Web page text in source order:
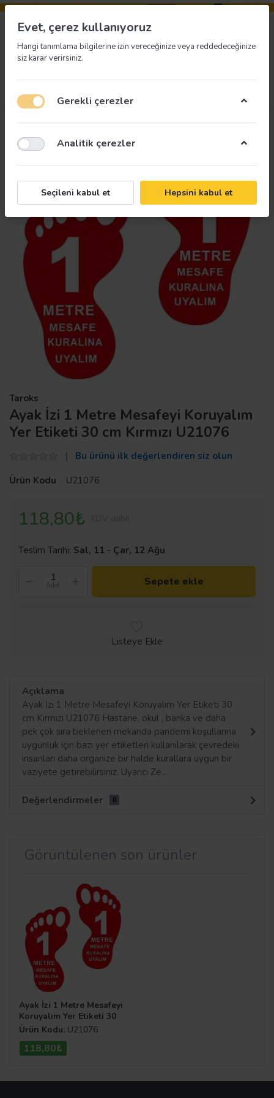
Taroks
Ayak İzi 1 Metre Mesafeyi Koruyalım
Yer Etiketi 30 cm Kırmızı U21076
Bu ürünü ilk değerlendiren siz olun
Ürün Kodu
U21076
118,80₺
Teslim Tarihi: Sal, 11 - Çar, 12 Ağu
Adet Sepete ekle
Listeye Ekle
Açıklama
Ayak İzi 1 Metre Mesafeyi Koruyalım Yer Etiketi 30
cm Kırmızı U21076 Hastane, okul , banka ve daha
pek çok sıra beklenen mekanda pandemi koşullarına
uygunluk için bazı yer etiketleri kullanılarak çevredeki
insanları daha organize bir halde kurallara uygun bir
vaziyete getirebilirsiniz. Uyarıcı Ze...
Değerlendirmeler 0
Görüntülenen son ürünler
Ayak İzi 1 Metre Mesafeyi
Koruyalım Yer Etiketi 30
cm Kırmızı U21076
Ürün Kodu: U21076
118,80₺
Evet, çerez kullanıyoruz
Hangi tanımlama bilgilerine izin vereceğinize veya reddedeceğinize
siz karar verirsiniz.
Gerekli çerezler
Analitik çerezler
Seçileni kabul et Hepsini kabul et